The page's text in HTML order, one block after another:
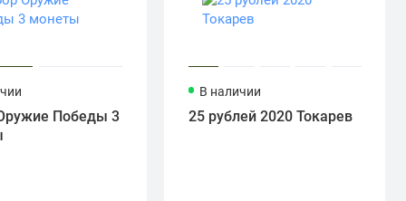
Победы 3
В наличии
25 рублей 2020 Токарев